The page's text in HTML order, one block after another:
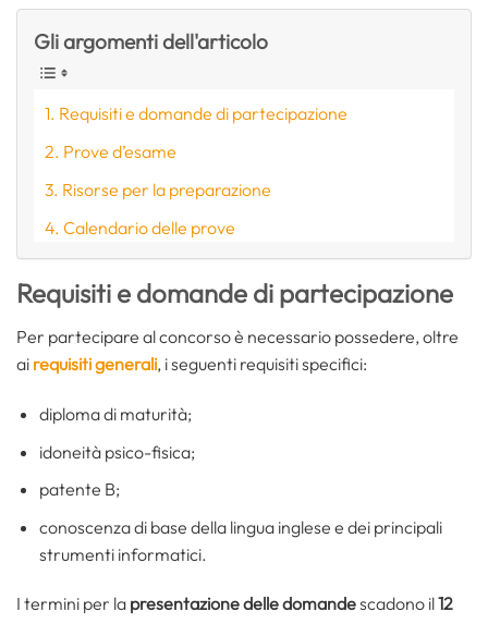
Gli argomenti dell'articolo
Requisiti e domande di partecipazione
Prove d’esame
Risorse per la preparazione
Calendario delle prove
Requisiti e domande di partecipazione
Per partecipare al concorso è necessario possedere, oltre
ai requisiti generali, i seguenti requisiti specifici:
diploma di maturità;
idoneità psico-fisica;
patente B;
conoscenza di base della lingua inglese e dei principali
strumenti informatici.
I termini per la presentazione delle domandescadono il12